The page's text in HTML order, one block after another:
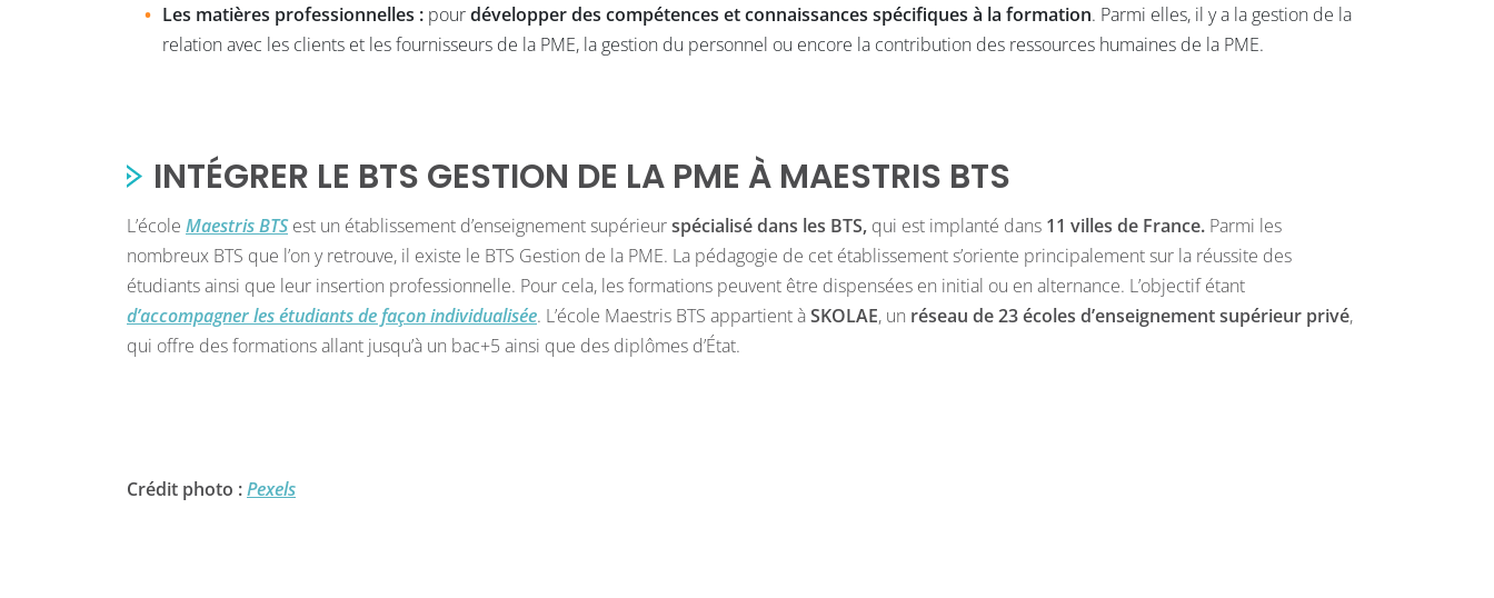
Les matières professionnelles : pourdévelopper des compétences et connaissances spécifiques à la formation. Parmi elles, il y a la gestion de la
relation avec les clients et les fournisseurs de la PME, la gestion du personnel ou encore la contribution des ressources humaines de la PME.
INTÉGRER LE BTS GESTION DE LA PME À MAESTRIS BTS
L’école Maestris BTSest un établissement d’enseignement supérieurspécialisé dans les BTS, qui est implanté dans 11 villes de France. Parmi les
nombreux BTS que l’on y retrouve, il existe le BTS Gestion de la PME. La pédagogie de cet établissement s’oriente principalement sur la réussite des
étudiants ainsi que leur insertion professionnelle. Pour cela, les formations peuvent être dispensées en initial ou en alternance. L’objectif étant
d’accompagner les étudiants de façon individualisée. L’école Maestris BTS appartient àSKOLAE, un réseau de 23 écoles d’enseignement supérieur privé,
qui offre des formations allant jusqu’à un bac+5 ainsi que des diplômes d’État.
Crédit photo :Pexels